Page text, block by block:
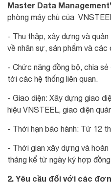
Master Data
phòng máy chủ của
- Thu thập, xây dựng và
về nhân sự, sản phẩm và các
- Chức năng đồng bộ, chia
tới các hệ thống liên quan.
- Giao diện: Xây dựng giao
hiệu VNSTEEL, giao diện
- Thời hạn bảo hành: Từ 12
- Thời gian xây dựng và
tháng kể từ ngày ký hợp
2. Yêu cầu đối với các